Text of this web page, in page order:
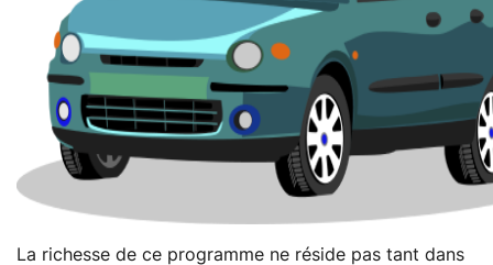
La richesse de ce programme ne réside pas tant dans